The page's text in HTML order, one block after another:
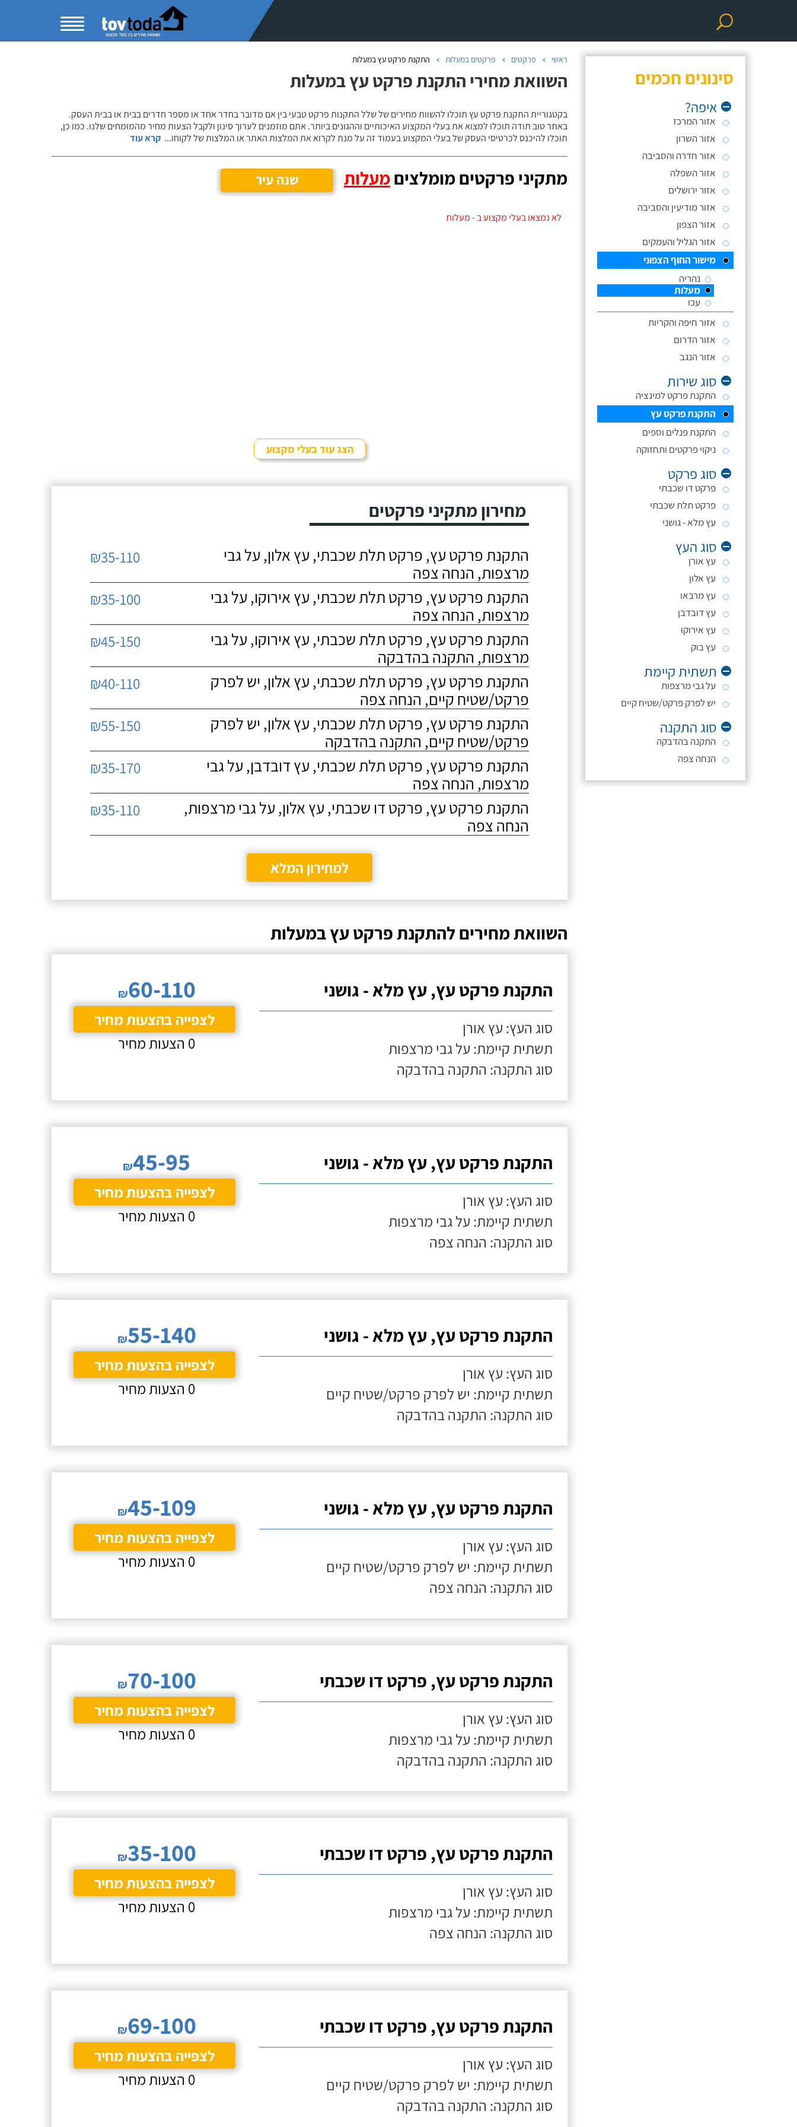
סינונים חכמים
איפה?
אזור המרכז
אזור השרון
אזור חדרה והסביבה
אזור השפלה
אזור ירושלים
אזור מודיעין והסביבה
אזור הצפון
אזור הגליל והעמקים
מישור החוף הצפוני
נהריה
מעלות
עכו
אזור חיפה והקריות
אזור הדרום
אזור הנגב
סוג שירות
התקנת פרקט למינציה
התקנת פרקט עץ
התקנת פנלים וספים
ניקוי פרקטים ותחזוקה
סוג פרקט
פרקט דו שכבתי
פרקט תלת שכבתי
עץ מלא - גושני
סוג העץ
עץ אורן
עץ אלון
עץ מרבאו
עץ דובדבן
עץ אירוקו
עץ בוק
תשתית קיימת
על גבי מרצפות
יש לפרק פרקט/שטיח קיים
סוג התקנה
התקנה בהדבקה
הנחה צפה
ראשי פרקטים פרקטים במעלות התקנת פרקט עץ במעלות
השוואת מחירי התקנת פרקט עץ במעלות
בקטגוריית התקנת פרקט עץ תוכלו להשוות מחירים של שלל התקנות פרקט טבעי בין אם מדובר בחדר אחד או מספר חדרים בבית או בבית העסק.
באתר טוב תודה תוכלו למצוא את בעלי המקצוע האיכותיים וההגונים ביותר. אתם מוזמנים לערוך סינון ולקבל הצעות מחיר מהמומחים שלנו. כמו כן,
תוכלו להיכנס לכרטיסי העסק של בעלי המקצוע בעמוד זה על מנת לקרוא את המלצות האתר או המלצות של לקוחו... קרא עוד
מתקיני פרקטים מומלצים מעלות שנה עיר
לא נמצאו בעלי מקצוע ב - מעלות
הצג עוד בעלי מקצוע
מחירון מתקיני פרקטים
התקנת פרקט עץ, פרקט תלת שכבתי, עץ אלון, על גבי
מרצפות, הנחה צפה
₪35-110
התקנת פרקט עץ, פרקט תלת שכבתי, עץ אירוקו, על גבי
מרצפות, הנחה צפה
₪35-100
התקנת פרקט עץ, פרקט תלת שכבתי, עץ אירוקו, על גבי
מרצפות, התקנה בהדבקה
₪45-150
התקנת פרקט עץ, פרקט תלת שכבתי, עץ אלון, יש לפרק
פרקט/שטיח קיים, הנחה צפה
₪40-110
התקנת פרקט עץ, פרקט תלת שכבתי, עץ אלון, יש לפרק
פרקט/שטיח קיים, התקנה בהדבקה
₪55-150
התקנת פרקט עץ, פרקט תלת שכבתי, עץ דובדבן, על גבי
מרצפות, הנחה צפה
₪35-170
התקנת פרקט עץ, פרקט דו שכבתי, עץ אלון, על גבי מרצפות,
הנחה צפה
₪35-110
למחירון המלא
השוואת מחירים להתקנת פרקט עץ במעלות
התקנת פרקט עץ, עץ מלא - גושני
סוג העץ: עץ אורן
תשתית קיימת: על גבי מרצפות
סוג התקנה: התקנה בהדבקה
₪60-110
לצפייה בהצעות מחיר
0 הצעות מחיר
התקנת פרקט עץ, עץ מלא - גושני
סוג העץ: עץ אורן
תשתית קיימת: על גבי מרצפות
סוג התקנה: הנחה צפה
₪45-95
לצפייה בהצעות מחיר
0 הצעות מחיר
התקנת פרקט עץ, עץ מלא - גושני
סוג העץ: עץ אורן
תשתית קיימת: יש לפרק פרקט/שטיח קיים
סוג התקנה: התקנה בהדבקה
₪55-140
לצפייה בהצעות מחיר
0 הצעות מחיר
התקנת פרקט עץ, עץ מלא - גושני
סוג העץ: עץ אורן
תשתית קיימת: יש לפרק פרקט/שטיח קיים
סוג התקנה: הנחה צפה
₪45-109
לצפייה בהצעות מחיר
0 הצעות מחיר
התקנת פרקט עץ, פרקט דו שכבתי
סוג העץ: עץ אורן
תשתית קיימת: על גבי מרצפות
סוג התקנה: התקנה בהדבקה
₪70-100
לצפייה בהצעות מחיר
0 הצעות מחיר
התקנת פרקט עץ, פרקט דו שכבתי
סוג העץ: עץ אורן
תשתית קיימת: על גבי מרצפות
סוג התקנה: הנחה צפה
₪35-100
לצפייה בהצעות מחיר
0 הצעות מחיר
התקנת פרקט עץ, פרקט דו שכבתי
סוג העץ: עץ אורן
תשתית קיימת: יש לפרק פרקט/שטיח קיים
סוג התקנה: התקנה בהדבקה
₪69-100
לצפייה בהצעות מחיר
0 הצעות מחיר